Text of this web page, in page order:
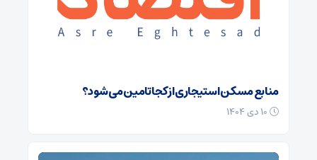
منابع مسکن استیجاری از کجا تامین می شود؟